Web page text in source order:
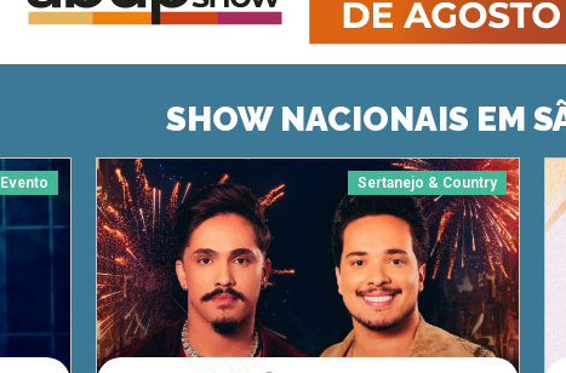
SHOW NACIONAIS EM
Evento Sertanejo & Country